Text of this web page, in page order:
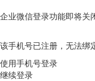
企业微信登录功能即将关
该手机号已注册，无法绑
使用手机号登录
继续登录